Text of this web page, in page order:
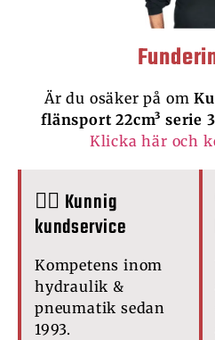
Är du osäker på om
flänsport 22cm³ serie
Klicka här och
🙋‍♂️ Kunnig
kundservice
Kompetens inom
hydraulik &
pneumatik sedan
1993.